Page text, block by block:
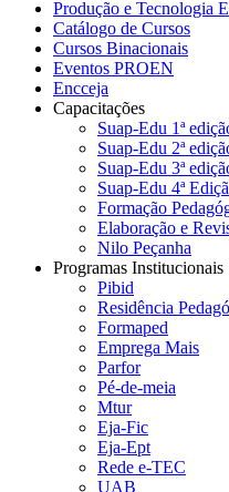
Produção e Tecnologia
Catálogo de Cursos
Cursos Binacionais
Eventos PROEN
Encceja
Capacitações
Suap-Edu 1ª
Suap-Edu 2ª
Suap-Edu 3ª
Suap-Edu 4ª
Formação
Elaboração e
Nilo Peçanha
Programas Institucionais
Pibid
Residência
Formaped
Emprega Mais
Parfor
Pé-de-meia
Mtur
Eja-Fic
Eja-Ept
Rede e-TEC
UAB